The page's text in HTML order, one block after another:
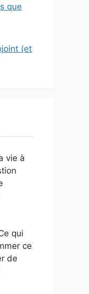
que
(et
vie à
qui
ce
de